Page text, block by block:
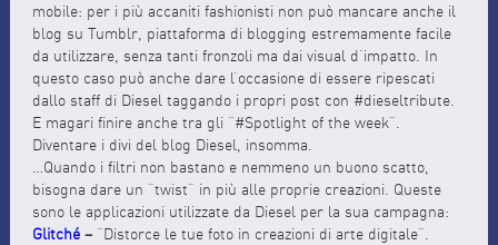
mobile: per i più accaniti fashionisti non può mancare anche il
blog su Tumblr, piattaforma di blogging estremamente facile
da utilizzare, senza tanti fronzoli ma dai visual d’impatto. In
questo caso può anche dare l’occasione di essere ripescati
dallo staff di Diesel taggando i propri post con #dieseltribute.
E magari finire anche tra gli “#Spotlight of the week”.
Diventare i divi del blog Diesel, insomma.
…Quando i filtri non bastano e nemmeno un buono scatto,
bisogna dare un “twist” in più alle proprie creazioni. Queste
sono le applicazioni utilizzate da Diesel per la sua campagna:
Glitché– “Distorce le tue foto in creazioni di arte digitale”.